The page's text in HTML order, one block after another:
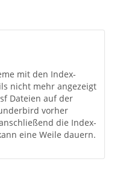
mit den Index-
nicht mehr angezeigt
Dateien auf der
vorher
die Index-
eine Weile dauern.